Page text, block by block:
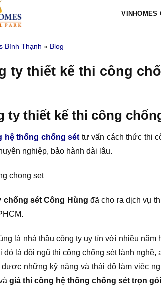
VINHOMES
Bình Thạnh » Blog
ty thiết kế thi công
ty thiết kế thi công
hệ thống chống sét tư vấn cách thức thi
nghiệp, bảo hành dài lâu.
chống sét Công Hùng đã cho ra dịch vụ
là nhà thầu công ty uy tín với nhiều
đó là đội ngũ thi công chống sét lành
những kỹ năng và thái độ làm việc
giá thi công hệ thống chống sét trọn gói